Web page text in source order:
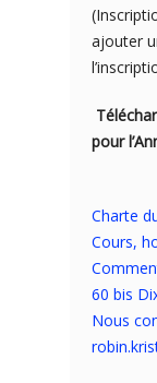
ajouter
pour
Charte
Cours,
60 bis
Nous